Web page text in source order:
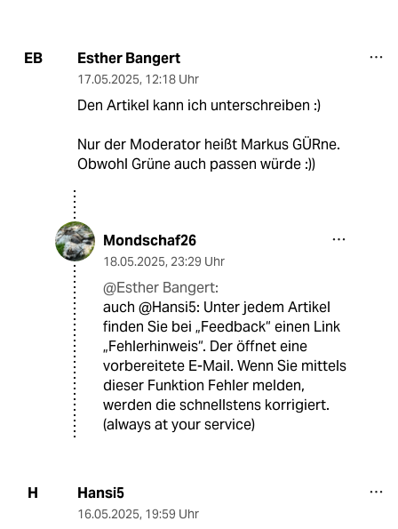
EB Esther Bangert
17.05.2025, 12:18 Uhr
Den Artikel kann ich unterschreiben :)
Nur der Moderator heißt Markus GÜRne.
Obwohl Grüne auch passen würde :))
Mondschaf26
18.05.2025, 23:29 Uhr
@Esther Bangert:
auch @Hansi5: Unter jedem Artikel
finden Sie bei „Feedback“ einen Link
„Fehlerhinweis“. Der öffnet eine
vorbereitete E-Mail. Wenn Sie mittels
dieser Funktion Fehler melden,
werden die schnellstens korrigiert.
(always at your service)
H Hansi5
16.05.2025, 19:59 Uhr